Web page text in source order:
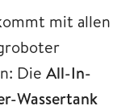
mit allen
Die All-In-
Wassertank